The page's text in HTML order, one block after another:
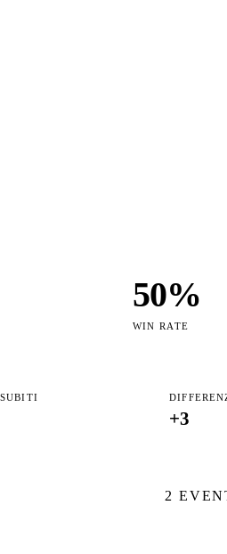
50%
WIN RATE
+3
2